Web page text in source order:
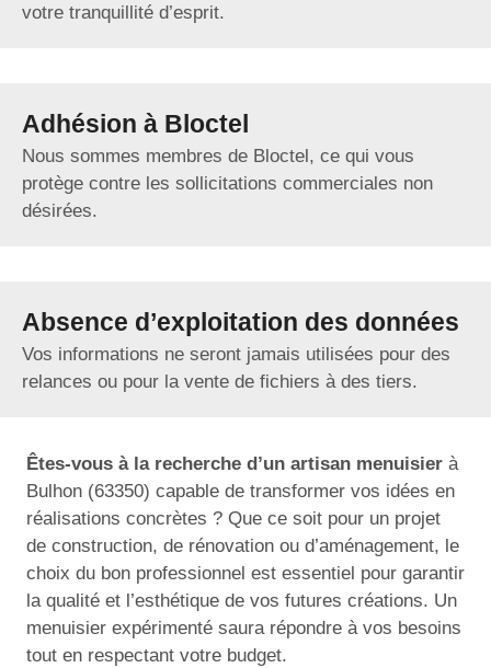
votre tranquillité d’esprit.
Adhésion à Bloctel
Nous sommes membres de Bloctel, ce qui vous
protège contre les sollicitations commerciales non
désirées.
Absence d’exploitation des données
Vos informations ne seront jamais utilisées pour des
relances ou pour la vente de fichiers à des tiers.
Êtes-vous à la recherche d’un artisan menuisier à
Bulhon (63350) capable de transformer vos idées en
réalisations concrètes ? Que ce soit pour un projet
de construction, de rénovation ou d’aménagement, le
choix du bon professionnel est essentiel pour garantir
la qualité et l’esthétique de vos futures créations. Un
menuisier expérimenté saura répondre à vos besoins
tout en respectant votre budget.